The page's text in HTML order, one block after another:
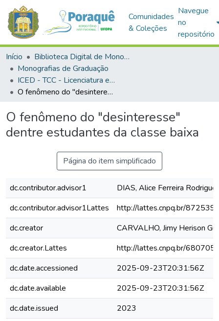
Comunidades
& Coleções
Navegue
no
repositório
Início
Biblioteca Digital de Monografias (BDM)
Monografias de Graduação
ICED - TCC - Licenciatura em Geografia
O fenômeno do "desinteresse" dentre estudantes da classe baixa
O fenômeno do "desinteresse"
dentre estudantes da classe baixa
Página do item simplificado
dc.contributor.advisor1
DIAS, Alice Ferreira
dc.contributor.advisor1Lattes
http://lattes.cnpq.br/
dc.creator
CARVALHO, Jimy Herison
dc.creator.Lattes
http://lattes.cnpq.br/
dc.date.accessioned
2025-09-23T20:31:56Z
dc.date.available
2025-09-23T20:31:56Z
dc.date.issued
2023